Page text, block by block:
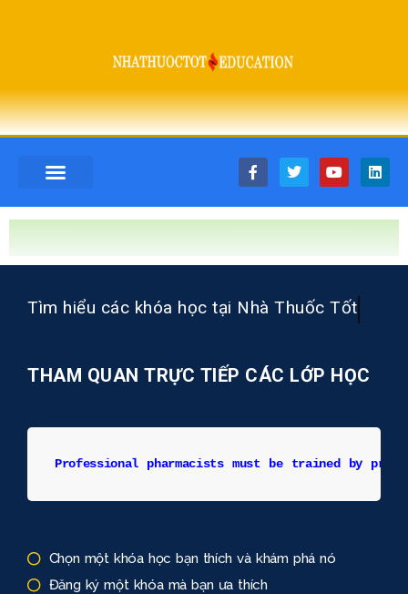
Tìm hiểu các khóa học tại Nhà Thuốc Tốt
THAM QUAN TRỰC TIẾP CÁC LỚP HỌC
Professional pharmacists must be trained by
Chọn một khóa học bạn thích và khám phá nó
Đăng ký một khóa mà bạn ưa thích